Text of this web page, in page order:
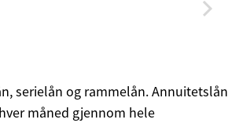
serielån og rammelån. Annuitetslån
måned gjennom hele